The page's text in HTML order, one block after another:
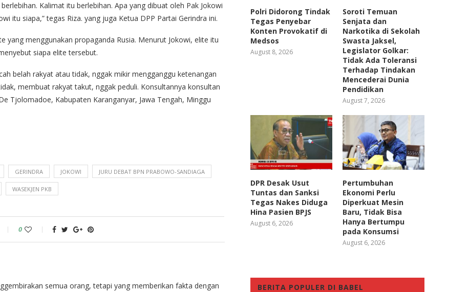
Kalimat itu berlebihan. Apa yang dibuat oleh Pak Jokowi
itu siapa,” tegas Riza. yang juga Ketua DPP Partai Gerindra ini.
yang menggunakan propaganda Rusia. Menurut Jokowi, elite itu
siapa elite tersebut.
belah rakyat atau tidak, nggak mikir mengganggu ketenangan
membuat rakyat takut, nggak peduli. Konsultannya konsultan
Tjolomadoe, Kabupaten Karanganyar, Jawa Tengah, Minggu
GERINDRA JOKOWI JURU DEBAT BPN PRABOWO-SANDIAGA
WASEKJEN PKB
0
semua orang, tetapi yang memberikan fakta dengan
Polri Didorong Tindak
Tegas Penyebar
Konten Provokatif di
Medsos
August 8, 2026
Soroti Temuan
Senjata dan
Narkotika di Sekolah
Swasta Jaksel,
Legislator Golkar:
Tidak Ada Toleransi
Terhadap Tindakan
Mencederai Dunia
Pendidikan
August 7, 2026
DPR Desak Usut
Tuntas dan Sanksi
Tegas Nakes Diduga
Hina Pasien BPJS
August 6, 2026
Pertumbuhan
Ekonomi Perlu
Diperkuat Mesin
Baru, Tidak Bisa
Hanya Bertumpu
pada Konsumsi
August 6, 2026
BERITA POPULER DI BABEL